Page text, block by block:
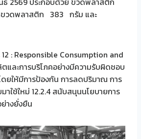
ขวดพลาสติก 383 กรัม และ
: Responsible Consumption and
และการบริโภคอย่างมีความรับผิดชอบ
ดยให้มีการป้องกัน การลดปริมาณ การ
าใช้ใหม่ 12.2.4 สนับสนุนนโยบายการ
างยั่งยืน